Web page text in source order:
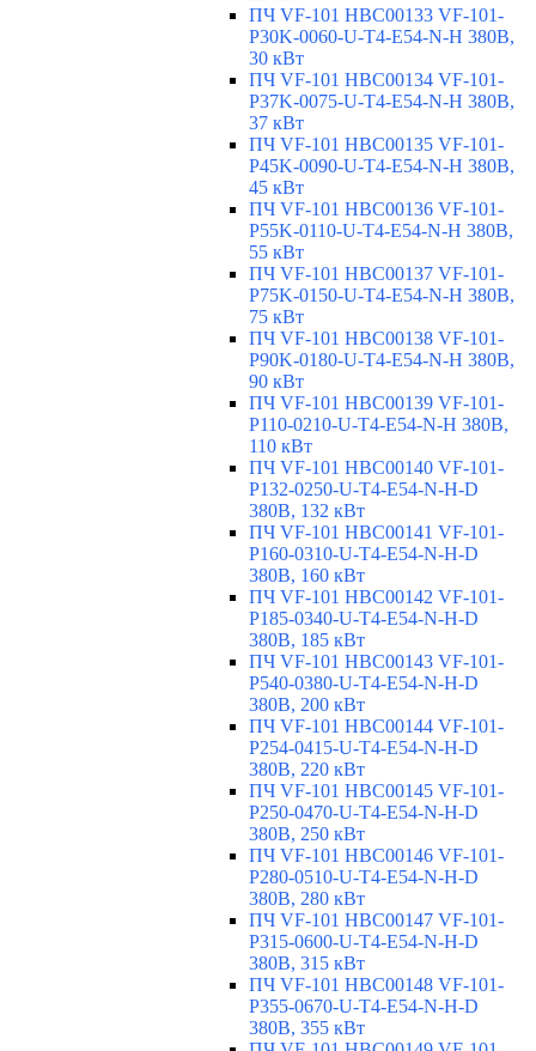
ПЧ VF-101 HBC00133 VF-101-
P30K-0060-U-T4-E54-N-H 380В,
30 кВт
ПЧ VF-101 HBC00134 VF-101-
P37K-0075-U-T4-E54-N-H 380В,
37 кВт
ПЧ VF-101 HBC00135 VF-101-
P45K-0090-U-T4-E54-N-H 380В,
45 кВт
ПЧ VF-101 HBC00136 VF-101-
P55K-0110-U-T4-E54-N-H 380В,
55 кВт
ПЧ VF-101 HBC00137 VF-101-
P75K-0150-U-T4-E54-N-H 380В,
75 кВт
ПЧ VF-101 HBC00138 VF-101-
P90K-0180-U-T4-E54-N-H 380В,
90 кВт
ПЧ VF-101 HBC00139 VF-101-
P110-0210-U-T4-E54-N-H 380В,
110 кВт
ПЧ VF-101 HBC00140 VF-101-
P132-0250-U-T4-E54-N-H-D
380В, 132 кВт
ПЧ VF-101 HBC00141 VF-101-
P160-0310-U-T4-E54-N-H-D
380В, 160 кВт
ПЧ VF-101 HBC00142 VF-101-
P185-0340-U-T4-E54-N-H-D
380В, 185 кВт
ПЧ VF-101 HBC00143 VF-101-
P540-0380-U-T4-E54-N-H-D
380В, 200 кВт
ПЧ VF-101 HBC00144 VF-101-
P254-0415-U-T4-E54-N-H-D
380В, 220 кВт
ПЧ VF-101 HBC00145 VF-101-
P250-0470-U-T4-E54-N-H-D
380В, 250 кВт
ПЧ VF-101 HBC00146 VF-101-
P280-0510-U-T4-E54-N-H-D
380В, 280 кВт
ПЧ VF-101 HBC00147 VF-101-
P315-0600-U-T4-E54-N-H-D
380В, 315 кВт
ПЧ VF-101 HBC00148 VF-101-
P355-0670-U-T4-E54-N-H-D
380В, 355 кВт